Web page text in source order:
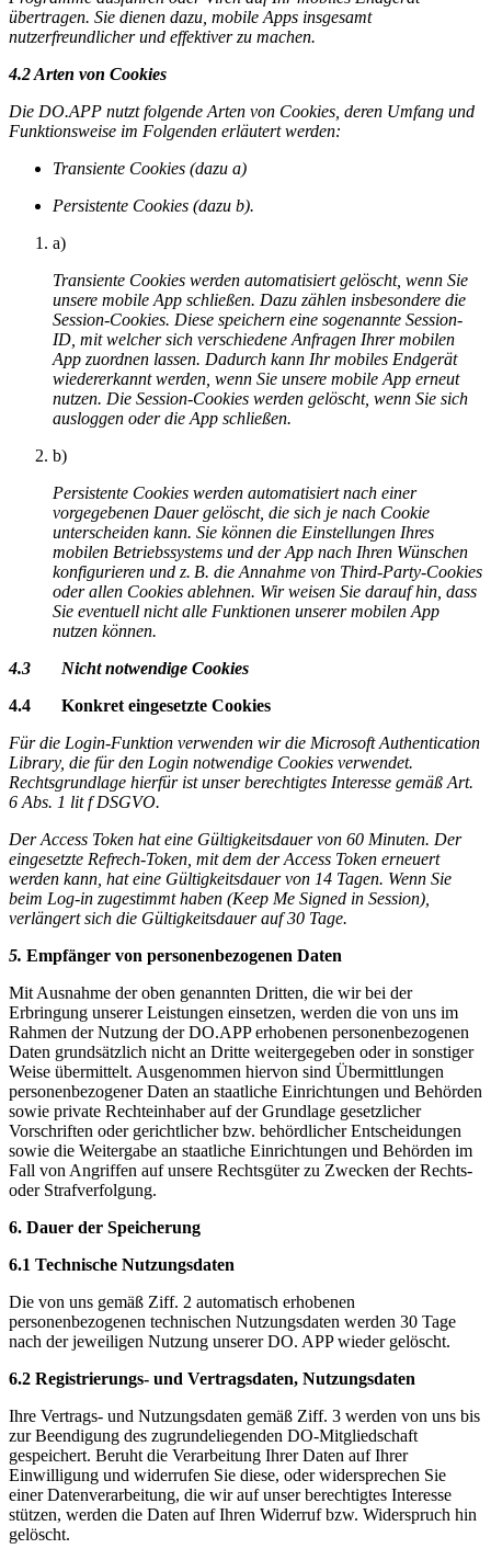
übertragen. Sie dienen dazu, mobile Apps insgesamt
nutzerfreundlicher und effektiver zu machen.
4.2 Arten von Cookies
Die DO.APP nutzt folgende Arten von Cookies, deren Umfang und
Funktionsweise im Folgenden erläutert werden:
Transiente Cookies (dazu a)
Persistente Cookies (dazu b).
a)
Transiente Cookies werden automatisiert gelöscht, wenn Sie
unsere mobile App schließen. Dazu zählen insbesondere die
Session-Cookies. Diese speichern eine sogenannte Session-
ID, mit welcher sich verschiedene Anfragen Ihrer mobilen
App zuordnen lassen. Dadurch kann Ihr mobiles Endgerät
wiedererkannt werden, wenn Sie unsere mobile App erneut
nutzen. Die Session-Cookies werden gelöscht, wenn Sie sich
ausloggen oder die App schließen.
b)
Persistente Cookies werden automatisiert nach einer
vorgegebenen Dauer gelöscht, die sich je nach Cookie
unterscheiden kann. Sie können die Einstellungen Ihres
mobilen Betriebssystems und der App nach Ihren Wünschen
konfigurieren und z. B. die Annahme von Third-Party-Cookies
oder allen Cookies ablehnen. Wir weisen Sie darauf hin, dass
Sie eventuell nicht alle Funktionen unserer mobilen App
nutzen können.
4.3 Nicht notwendige Cookies
4.4 Konkret eingesetzte Cookies
Für die Login-Funktion verwenden wir die Microsoft Authentication
Library, die für den Login notwendige Cookies verwendet.
Rechtsgrundlage hierfür ist unser berechtigtes Interesse gemäß Art.
6 Abs. 1 lit f DSGVO.
Der Access Token hat eine Gültigkeitsdauer von 60 Minuten. Der
eingesetzte Refrech-Token, mit dem der Access Token erneuert
werden kann, hat eine Gültigkeitsdauer von 14 Tagen. Wenn Sie
beim Log-in zugestimmt haben (Keep Me Signed in Session),
verlängert sich die Gültigkeitsdauer auf 30 Tage.
5. Empfänger von personenbezogenen Daten
Mit Ausnahme der oben genannten Dritten, die wir bei der
Erbringung unserer Leistungen einsetzen, werden die von uns im
Rahmen der Nutzung der DO.APP erhobenen personenbezogenen
Daten grundsätzlich nicht an Dritte weitergegeben oder in sonstiger
Weise übermittelt. Ausgenommen hiervon sind Übermittlungen
personenbezogener Daten an staatliche Einrichtungen und Behörden
sowie private Rechteinhaber auf der Grundlage gesetzlicher
Vorschriften oder gerichtlicher bzw. behördlicher Entscheidungen
sowie die Weitergabe an staatliche Einrichtungen und Behörden im
Fall von Angriffen auf unsere Rechtsgüter zu Zwecken der Rechts-
oder Strafverfolgung.
6. Dauer der Speicherung
6.1 Technische Nutzungsdaten
Die von uns gemäß Ziff. 2 automatisch erhobenen
personenbezogenen technischen Nutzungsdaten werden 30 Tage
nach der jeweiligen Nutzung unserer DO. APP wieder gelöscht.
6.2 Registrierungs- und Vertragsdaten, Nutzungsdaten
Ihre Vertrags- und Nutzungsdaten gemäß Ziff. 3 werden von uns bis
zur Beendigung des zugrundeliegenden DO-Mitgliedschaft
gespeichert. Beruht die Verarbeitung Ihrer Daten auf Ihrer
Einwilligung und widerrufen Sie diese, oder widersprechen Sie
einer Datenverarbeitung, die wir auf unser berechtigtes Interesse
stützen, werden die Daten auf Ihren Widerruf bzw. Widerspruch hin
gelöscht.